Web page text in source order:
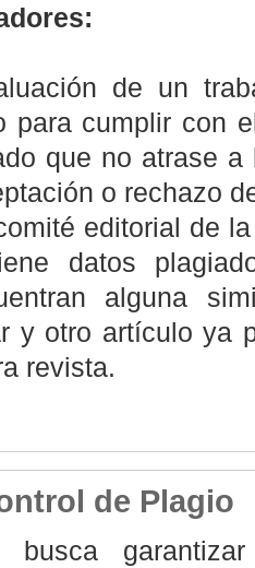
de un
para cumplir con
que no atrase
o rechazo
editorial de
datos
alguna
y otro artículo ya
revista.
de Plagio
busca